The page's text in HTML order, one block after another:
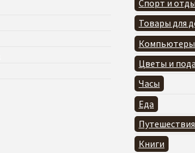
Спорт и
Товары для
Компьютеры
Цветы и
Часы
Еда
Книги